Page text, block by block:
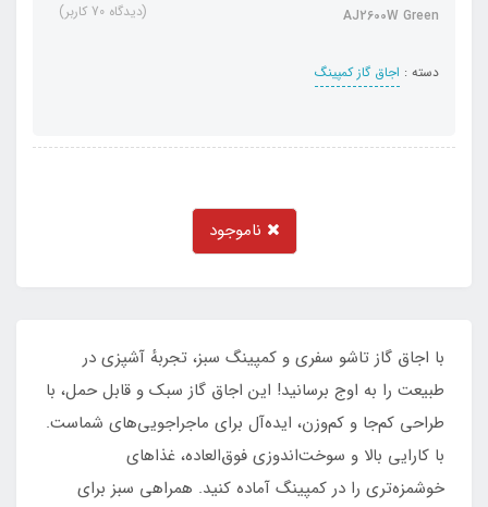
AJ2600W Green
دسته : اجاق گاز کمپینگ
(دیدگاه 70 کاربر)
ناموجود
با اجاق گاز تاشو سفری و کمپینگ سبز، تجربهٔ آشپزی در
طبیعت را به اوج برسانید! این اجاق گاز سبک و قابل حمل، با
طراحی کم‌جا و کم‌وزن، ایده‌آل برای ماجراجویی‌های شماست.
با کارایی بالا و سوخت‌اندوزی فوق‌العاده، غذاهای
خوشمزه‌تری را در کمپینگ آماده کنید. همراهی سبز برای